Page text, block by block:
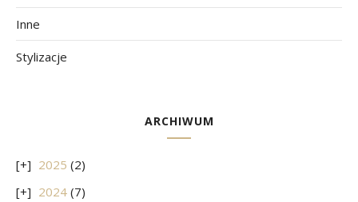
Inne
Stylizacje
ARCHIWUM
2025 (2)
2024 (7)